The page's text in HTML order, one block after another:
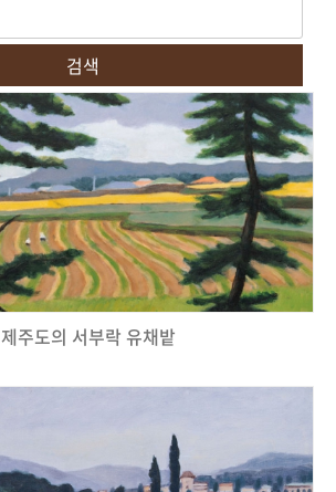
검색
제주도의 서부락 유채밭